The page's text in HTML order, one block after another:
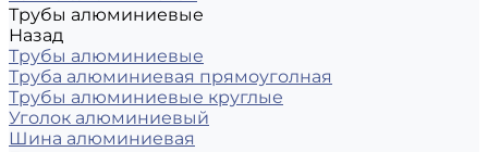
Трубы алюминиевые
Назад
Трубы алюминиевые
Труба алюминиевая прямоуголная
Трубы алюминиевые круглые
Уголок алюминиевый
Шина алюминиевая